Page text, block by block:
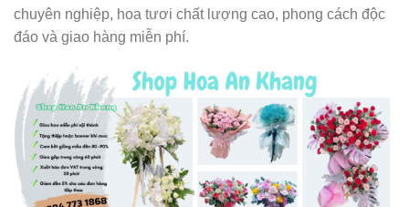
chuyên nghiệp, hoa tươi chất lượng cao, phong cách độc
đáo và giao hàng miễn phí.